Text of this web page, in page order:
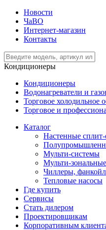
Новости
ЧаВО
Интернет-магазин
Контакты
Кондиционеры
Кондиционеры
Водонагреватели и
Торговое холодильное
Торговое и
Каталог
Настенные
Мульти-системы
Мульти-
Чиллеры,
Тепловые насосы
Где купить
Сервисы
Стать дилером
Проектировщикам
Корпоративным